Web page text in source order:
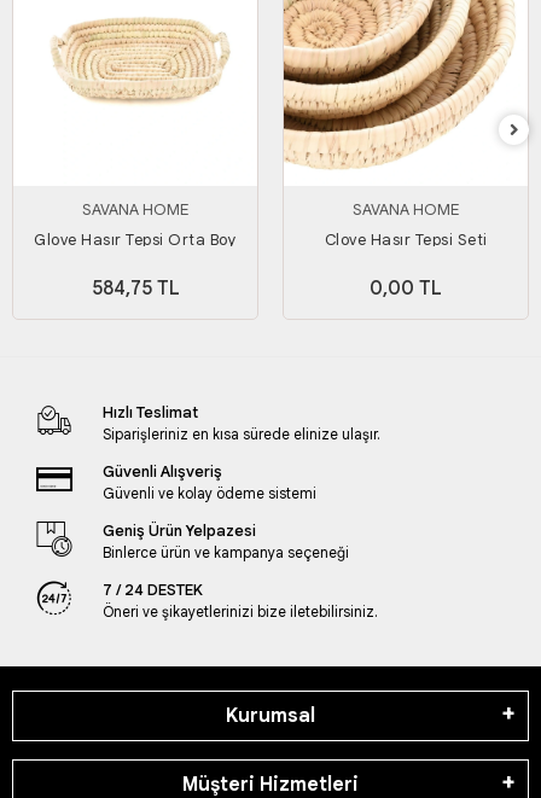
SAVANA HOME
Glove Hasır Tepsi Orta Boy
584,75 TL
SAVANA HOME
Clove Hasır Tepsi Seti
0,00 TL
Hızlı Teslimat
Siparişleriniz en kısa sürede elinize ulaşır.
Güvenli Alışveriş
Güvenli ve kolay ödeme sistemi
Geniş Ürün Yelpazesi
Binlerce ürün ve kampanya seçeneği
7 / 24 DESTEK
Öneri ve şikayetlerinizi bize iletebilirsiniz.
Kurumsal
Müşteri Hizmetleri